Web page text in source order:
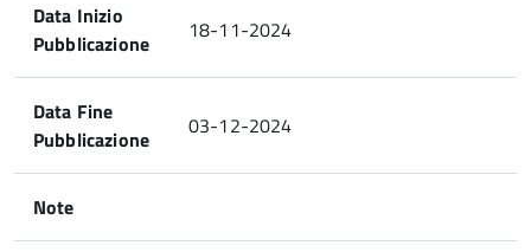
Data Inizio
Pubblicazione
18-11-2024
Data Fine
Pubblicazione
03-12-2024
Note